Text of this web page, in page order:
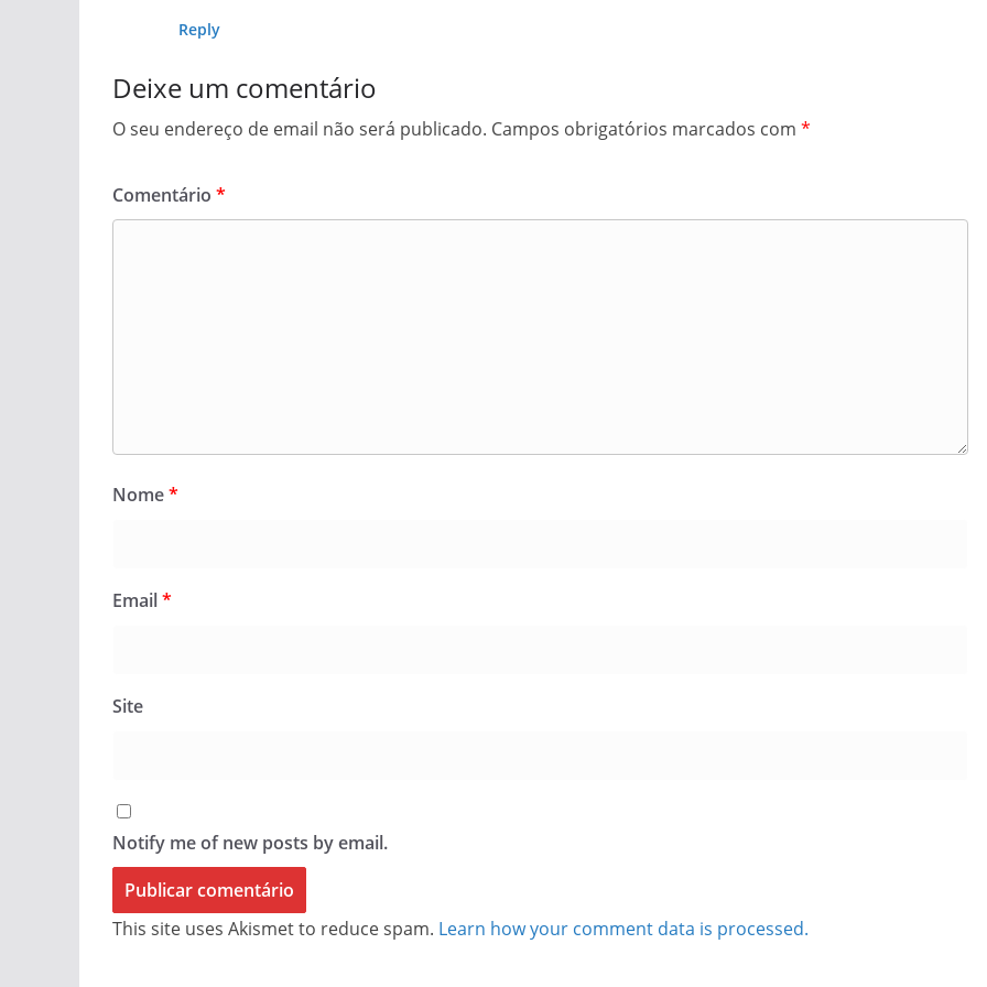
Reply
Deixe um comentário
O seu endereço de email não será publicado. Campos obrigatórios marcados com *
Comentário *
Nome*
Email*
Site
Notify me of new posts by email.
This site uses Akismet to reduce spam. Learn how your comment data is processed.